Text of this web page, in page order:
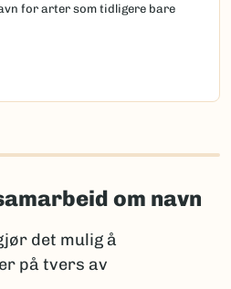
for arter som tidligere bare
om navn
det mulig å
på tvers av